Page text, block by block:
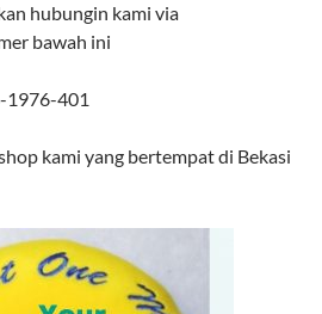
hubungin kami via
bawah ini
1976-401
kami yang bertempat di Bekasi